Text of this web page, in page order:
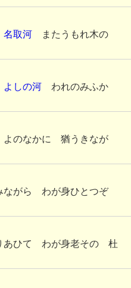
名取河 またうもれ木の
よしの河 われのみふか
のなかに 猶うきなが
がら わが身ひとつぞ
あひて わが身老その 杜